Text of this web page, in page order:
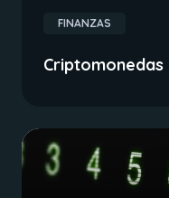
FINANZAS
Criptomonedas